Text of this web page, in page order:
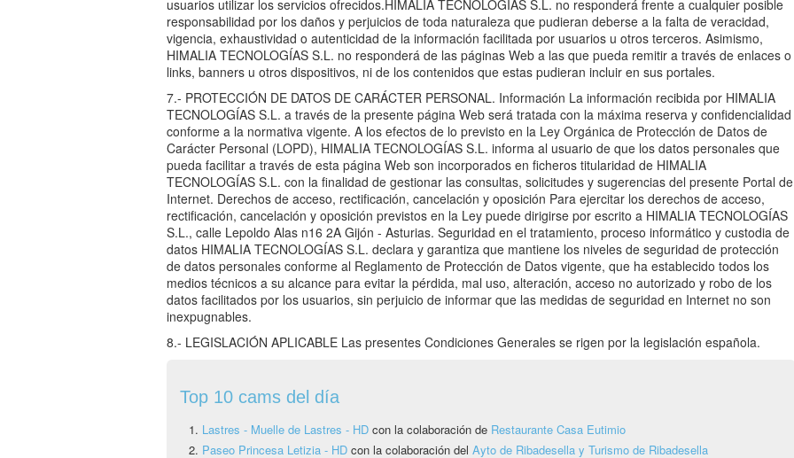
usuarios utilizar los servicios ofrecidos.HIMALIA TECNOLOGÍAS S.L. no responderá frente a cualquier posible
responsabilidad por los daños y perjuicios de toda naturaleza que pudieran deberse a la falta de veracidad,
vigencia, exhaustividad o autenticidad de la información facilitada por usuarios u otros terceros. Asimismo,
HIMALIA TECNOLOGÍAS S.L. no responderá de las páginas Web a las que pueda remitir a través de enlaces o
links, banners u otros dispositivos, ni de los contenidos que estas pudieran incluir en sus portales.
7.- PROTECCIÓN DE DATOS DE CARÁCTER PERSONAL. Información La información recibida por HIMALIA
TECNOLOGÍAS S.L. a través de la presente página Web será tratada con la máxima reserva y confidencialidad
conforme a la normativa vigente. A los efectos de lo previsto en la Ley Orgánica de Protección de Datos de
Carácter Personal (LOPD), HIMALIA TECNOLOGÍAS S.L. informa al usuario de que los datos personales que
pueda facilitar a través de esta página Web son incorporados en ficheros titularidad de HIMALIA
TECNOLOGÍAS S.L. con la finalidad de gestionar las consultas, solicitudes y sugerencias del presente Portal de
Internet. Derechos de acceso, rectificación, cancelación y oposición Para ejercitar los derechos de acceso,
rectificación, cancelación y oposición previstos en la Ley puede dirigirse por escrito a HIMALIA TECNOLOGÍAS
S.L., calle Lepoldo Alas n16 2A Gijón - Asturias. Seguridad en el tratamiento, proceso informático y custodia de
datos HIMALIA TECNOLOGÍAS S.L. declara y garantiza que mantiene los niveles de seguridad de protección
de datos personales conforme al Reglamento de Protección de Datos vigente, que ha establecido todos los
medios técnicos a su alcance para evitar la pérdida, mal uso, alteración, acceso no autorizado y robo de los
datos facilitados por los usuarios, sin perjuicio de informar que las medidas de seguridad en Internet no son
inexpugnables.
8.- LEGISLACIÓN APLICABLE Las presentes Condiciones Generales se rigen por la legislación española.
Top 10 cams del día
Lastres - Muelle de Lastres - HD con la colaboración de Restaurante Casa Eutimio
Paseo Princesa Letizia - HD con la colaboración del Ayto de Ribadesella y Turismo de Ribadesella